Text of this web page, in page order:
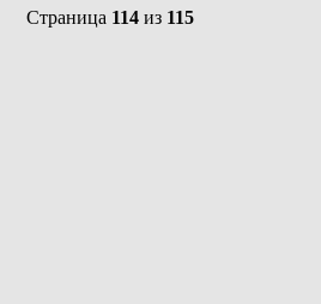
Страница 114 из 115